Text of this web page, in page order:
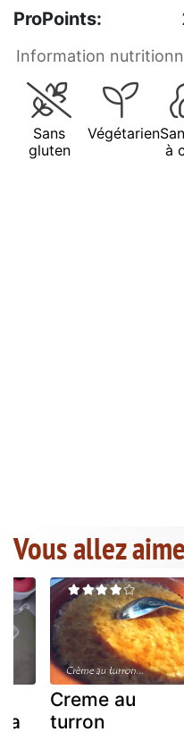
ProPoints:
Information
Sans
gluten
Végétarien
à
Vous allez
Creme au
turron